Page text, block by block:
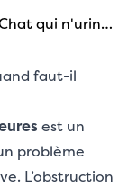
chat qui n'urine pas depuis 24h
faut-il
est un
problème
L’obstruction